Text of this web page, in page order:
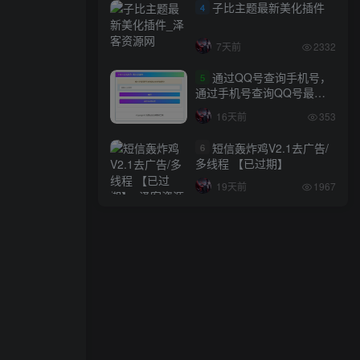
4 子比主题最新美化插件
7天前 2332
5 通过QQ号查询手机号，
通过手机号查询QQ号最新
网站源码
16天前 353
6 短信轰炸鸡V2.1去广告/
多线程 【已过期】
19天前 1967